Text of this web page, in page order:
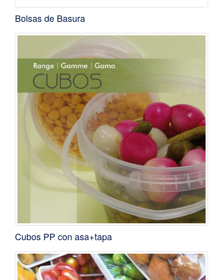
Bolsas de Basura
Cubos PP con asa+tapa